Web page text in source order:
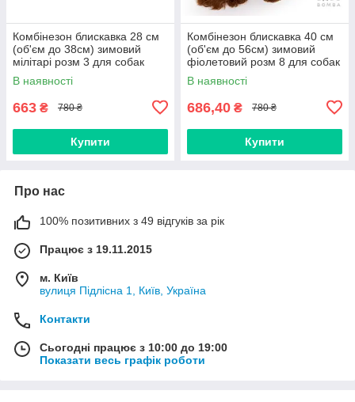
Комбінезон блискавка 28 см
(об'єм до 38см) зимовий
мілітарі розм 3 для собак
В наявності
663 ₴ 780 ₴
Купити
Комбінезон блискавка 40 см
(об'єм до 56см) зимовий
фіолетовий розм 8 для собак
В наявності
686,40 ₴ 780 ₴
Купити
Про нас
100% позитивних з 49 відгуків за рік
Працює з 19.11.2015
м. Київ
вулиця Підлісна 1, Київ, Україна
Контакти
Сьогодні працює з 10:00 до 19:00
Показати весь графік роботи